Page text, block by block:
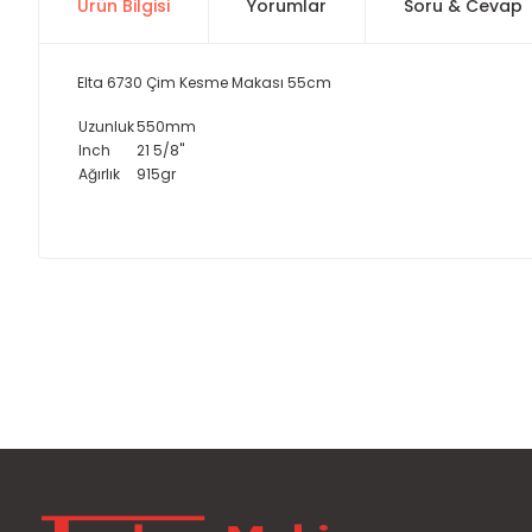
Ürün Bilgisi Yorumlar Soru & Cevap
Elta 6730 Çim Kesme Makası 55cm
Uzunluk550mm
Inch
21 5/8"
Ağırlık
915gr
Ürün bilgilerinde hatalar bulunuyor.
Bu ürüne benzer farklı alternatifler olmalı.